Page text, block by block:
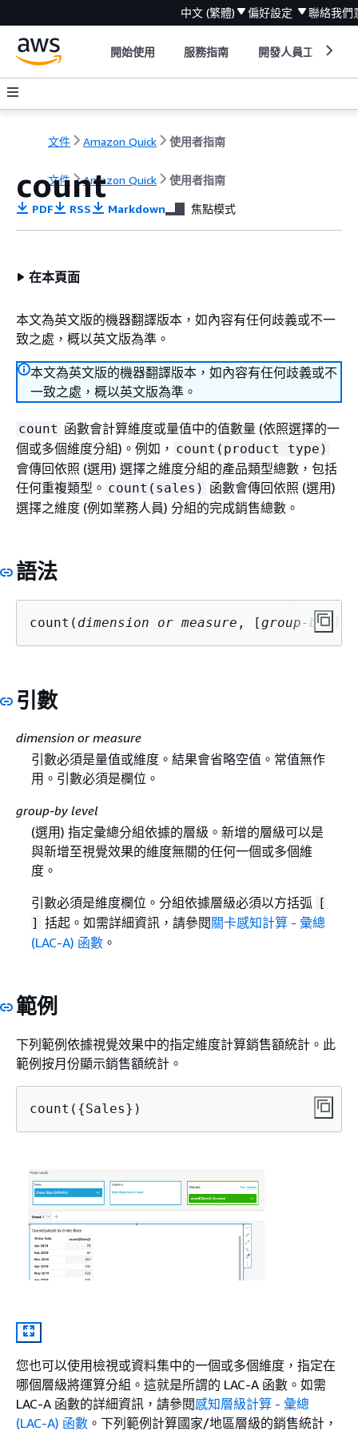
中文 (繁體) 偏好設定 聯絡我們
開始使用 服務指南 開發人員工具
文件 Amazon Quick 使用者指南
文件 Amazon Quick 使用者指南
count
PDF RSS Markdown 焦點模式
在本頁面
本文為英文版的機器翻譯版本，如內容有任何歧義或不一
致之處，概以英文版為準。
本文為英文版的機器翻譯版本，如內容有任何歧義或不
一致之處，概以英文版為準。
count 函數會計算維度或量值中的值數量 (依照選擇的一
個或多個維度分組)。例如， count(product type)
會傳回依照 (選用) 選擇之維度分組的產品類型總數，包括
任何重複類型。 count(sales) 函數會傳回依照 (選用)
選擇之維度 (例如業務人員) 分組的完成銷售總數。
語法
count( dimension or measure , [group-by
引數
dimension or measure
引數必須是量值或維度。結果會省略空值。常值無作
用。引數必須是欄位。
group-by level
(選用) 指定彙總分組依據的層級。新增的層級可以是
與新增至視覺效果的維度無關的任何一個或多個維
度。
引數必須是維度欄位。分組依據層級必須以方括弧
[
]
括起。如需詳細資訊，請參閱 關卡感知計算 - 彙總
(LAC-A) 函數。
範例
下列範例依據視覺效果中的指定維度計算銷售額統計。此
範例按月份顯示銷售額統計。
count( {Sales})
您也可以使用檢視或資料集中的一個或多個維度，指定在
哪個層級將運算分組。這就是所謂的 LAC-A 函數。如需
LAC-A 函數的詳細資訊，請參閱感知層級計算 - 彙總
(LAC-A) 函數 。下列範例計算國家/地區層級的銷售統計，